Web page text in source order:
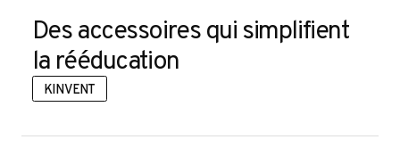
Des accessoires qui simplifient
la rééducation
KINVENT